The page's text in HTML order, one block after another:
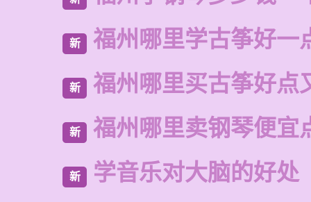
新 福州哪里学古筝好一
新 福州哪里买古筝好点
新 福州哪里卖钢琴便宜
新 学音乐对大脑的好处